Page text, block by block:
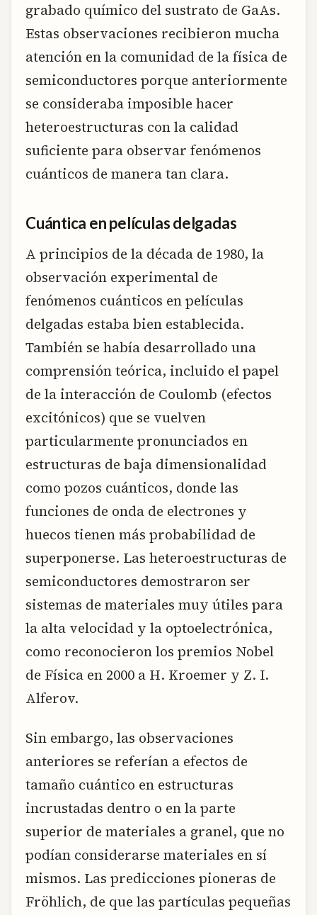
grabado químico del sustrato de GaAs.
Estas observaciones recibieron mucha
atención en la comunidad de la física de
semiconductores porque anteriormente
se consideraba imposible hacer
heteroestructuras con la calidad
suficiente para observar fenómenos
cuánticos de manera tan clara.
Cuántica en películas delgadas
A principios de la década de 1980, la
observación experimental de
fenómenos cuánticos en películas
delgadas estaba bien establecida.
También se había desarrollado una
comprensión teórica, incluido el papel
de la interacción de Coulomb (efectos
excitónicos) que se vuelven
particularmente pronunciados en
estructuras de baja dimensionalidad
como pozos cuánticos, donde las
funciones de onda de electrones y
huecos tienen más probabilidad de
superponerse. Las heteroestructuras de
semiconductores demostraron ser
sistemas de materiales muy útiles para
la alta velocidad y la optoelectrónica,
como reconocieron los premios Nobel
de Física en 2000 a H. Kroemer y Z. I.
Alferov.
Sin embargo, las observaciones
anteriores se referían a efectos de
tamaño cuántico en estructuras
incrustadas dentro o en la parte
superior de materiales a granel, que no
podían considerarse materiales en sí
mismos. Las predicciones pioneras de
Fröhlich, de que las partículas pequeñas